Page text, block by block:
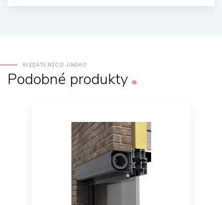
HLEDÁTE NĚCO JINÉHO
Podobné produkty